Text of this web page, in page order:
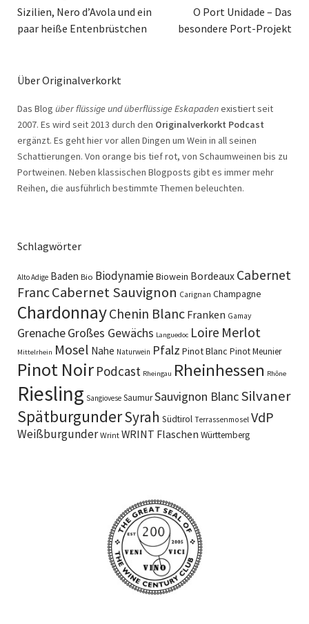
Sizilien, Nero d’Avola und ein
paar heiße Entenbrüstchen
O Port Unidade – Das
besondere Port-Projekt
Über Originalverkorkt
Das Blog über flüssige und überflüssige Eskapadenexistiert seit
2007. Es wird seit 2013 durch den Originalverkorkt Podcast
ergänzt. Es geht hier vor allen Dingen um Wein in all seinen
Schattierungen. Von orange bis tief rot, von Schaumweinen bis zu
Portweinen. Neben klassischen Blogposts gibt es immer mehr
Reihen, die ausführlich bestimmte Themen beleuchten.
Schlagwörter
Alto Adige Baden Bio BiodynamieBiowein Bordeaux Cabernet
FrancCabernet Sauvignon Carignan Champagne
ChardonnayChenin Blanc Franken Gamay
GrenacheGroßes Gewächs Languedoc Loire Merlot
Mittelrhein Mosel Nahe Naturwein Pfalz Pinot Blanc Pinot Meunier
Pinot Noir Podcast Rheingau Rheinhessen Rhône
Riesling Sangiovese SaumurSauvignon BlancSilvaner
SpätburgunderSyrah Südtirol Terrassenmosel VdP
Weißburgunder Wrint WRINT Flaschen Württemberg